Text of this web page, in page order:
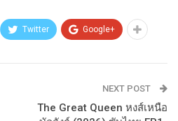
Twitter Google+
NEXT POST
The Great Queen หงส์เหนือ